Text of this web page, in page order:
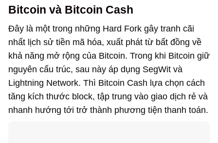
Bitcoin và Bitcoin Cash
Đây là một trong những Hard Fork gây tranh cãi
nhất lịch sử tiền mã hóa, xuất phát từ bất đồng về
khả năng mở rộng của Bitcoin. Trong khi Bitcoin giữ
nguyên cấu trúc, sau này áp dụng SegWit và
Lightning Network. Thì Bitcoin Cash lựa chọn cách
tăng kích thước block, tập trung vào giao dịch rẻ và
nhanh hướng tới trở thành phương tiện thanh toán.